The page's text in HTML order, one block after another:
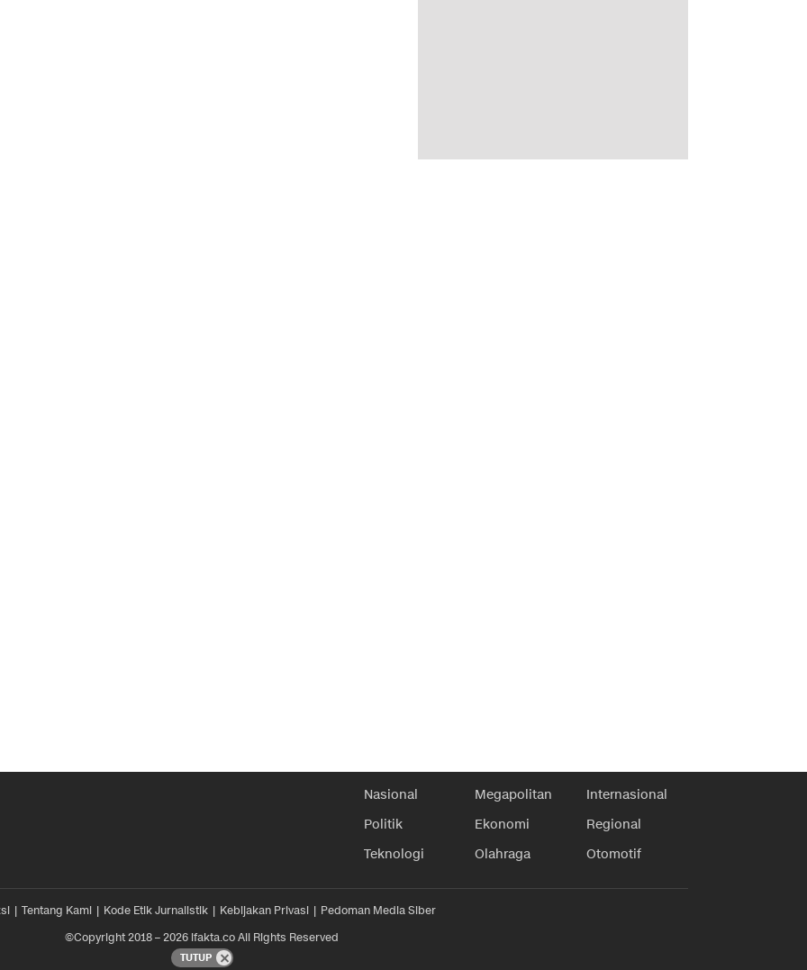
Nasional Megapolitan
Internasional
Politik
Ekonomi
Regional
Teknologi
Olahraga Otomotif
Tentang Kami Kode Etik Jurnalistik Kebijakan Privasi
Pedoman Media Siber
©Copyright 2018 – 2026 ifakta.co All Rights Reserved
TUTUP